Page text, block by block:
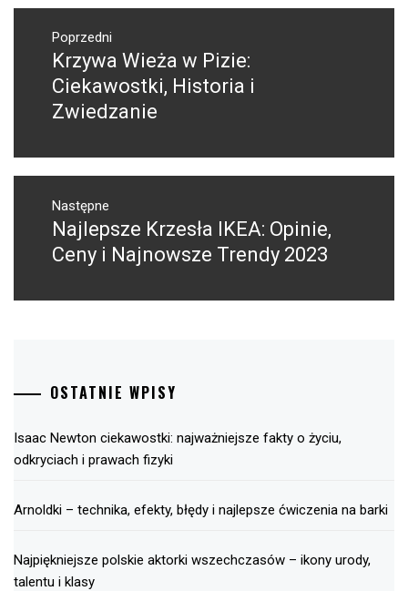
Nawigacja
wpisuPoprzedni
Poprzedni
wpis:
Krzywa Wieża w Pizie:
Ciekawostki, Historia i
Zwiedzanie
Następne
Następny
post:
Najlepsze Krzesła IKEA: Opinie,
Ceny i Najnowsze Trendy 2023
OSTATNIE WPISY
Isaac Newton ciekawostki: najważniejsze fakty o życiu,
odkryciach i prawach fizyki
Arnoldki – technika, efekty, błędy i najlepsze ćwiczenia na barki
Najpiękniejsze polskie aktorki wszechczasów – ikony urody,
talentu i klasy